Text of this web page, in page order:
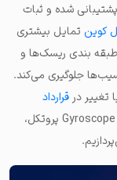
شده و ثبات
کوین تمایل بیشتری
طبقه بندی ریسک‌ها و
جلوگیری می‌کند.
در قرارداد
دارایی است. در این مقاله، به معرفی کامل Gyroscope پروتکل،